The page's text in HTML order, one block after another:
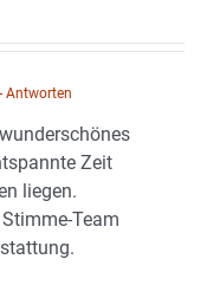
- Antworten
Zeit
liegen.
Team